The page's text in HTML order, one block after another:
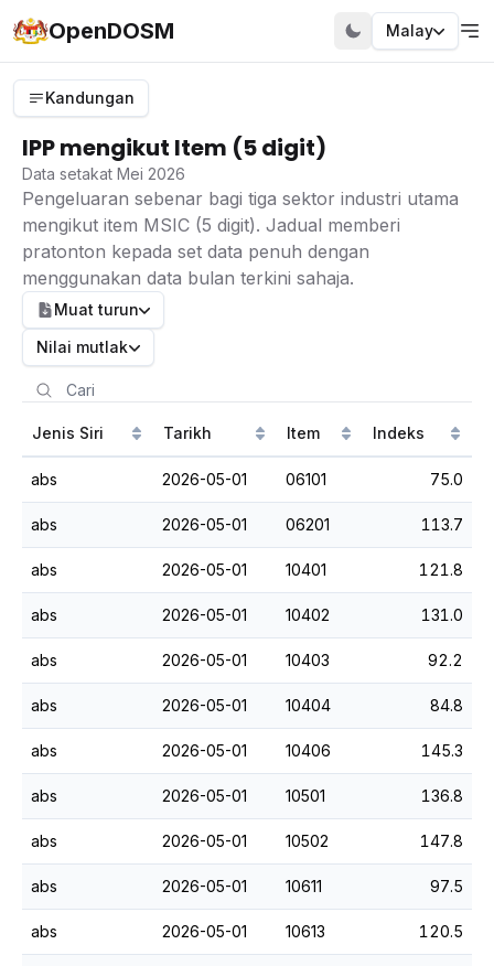
OpenDOSM Malay
Kandungan
IPP mengikut Item (5 digit)
Data setakat Mei 2026
Pengeluaran sebenar bagi tiga sektor industri utama
mengikut item MSIC (5 digit). Jadual memberi
pratonton kepada set data penuh dengan
menggunakan data bulan terkini sahaja.
Muat turun
Nilai mutlak
Jenis Siri Tarikh Item Indeks
abs 2026-05-01 06101 75.0
abs 2026-05-01 06201 113.7
abs 2026-05-01 10401 121.8
abs 2026-05-01 10402 131.0
abs 2026-05-01 10403 92.2
abs 2026-05-01 10404 84.8
abs 2026-05-01 10406 145.3
abs 2026-05-01 10501 136.8
abs 2026-05-01 10502 147.8
abs 2026-05-01 10611 97.5
abs 2026-05-01 10613 120.5